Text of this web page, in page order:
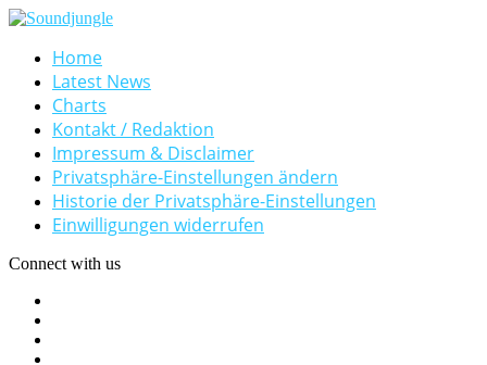
Home
Latest News
Charts
Kontakt / Redaktion
Impressum & Disclaimer
Privatsphäre-Einstellungen ändern
Historie der Privatsphäre-Einstellungen
Einwilligungen widerrufen
Connect with us